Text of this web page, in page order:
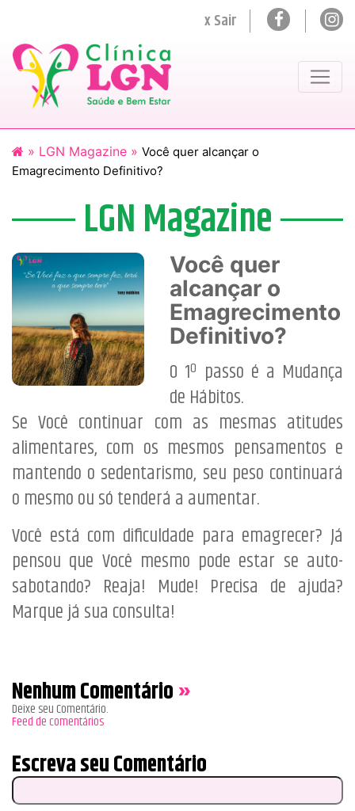
x Sair
» LGN Magazine » Você quer alcançar o
Emagrecimento Definitivo?
LGN Magazine
Você quer
alcançar o
Emagrecimento
Definitivo?
O 1º passo é a Mudança
de Hábitos.
Se Você continuar com as mesmas atitudes
alimentares, com os mesmos pensamentos e
mantendo o sedentarismo, seu peso continuará
o mesmo ou só tenderá a aumentar.
Você está com dificuldade para emagrecer? Já
pensou que Você mesmo pode estar se auto-
sabotando? Reaja! Mude! Precisa de ajuda?
Marque já sua consulta!
Nenhum Comentário»
Deixe seu Comentário.
Feed de comentários
Escreva seu Comentário